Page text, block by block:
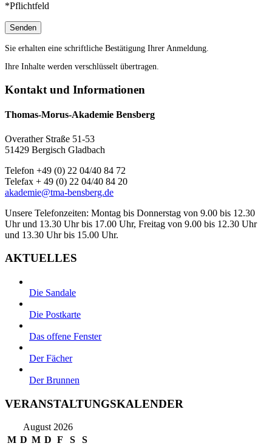
*Pflichtfeld
Sie erhalten eine schriftliche Bestätigung Ihrer Anmeldung.
Ihre Inhalte werden verschlüsselt übertragen.
Kontakt und Informationen
Thomas-Morus-Akademie Bensberg
Overather Straße 51-53
51429 Bergisch Gladbach
Telefon +49 (0) 22 04/40 84 72
Telefax + 49 (0) 22 04/40 84 20
akademie@tma-bensberg.de
Unsere Telefonzeiten: Montag bis Donnerstag von 9.00 bis 12.30
Uhr und 13.30 Uhr bis 17.00 Uhr, Freitag von 9.00 bis 12.30 Uhr
und 13.30 Uhr bis 15.00 Uhr.
AKTUELLES
Die Sandale
Die Postkarte
Das offene Fenster
Der Fächer
Der Brunnen
VERANSTALTUNGSKALENDER
August 2026
M D M D F S S